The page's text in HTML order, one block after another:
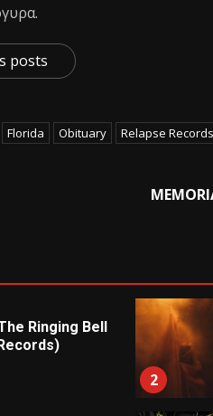
posts
Florida Obituary Relapse Records
Ringing Bell
2